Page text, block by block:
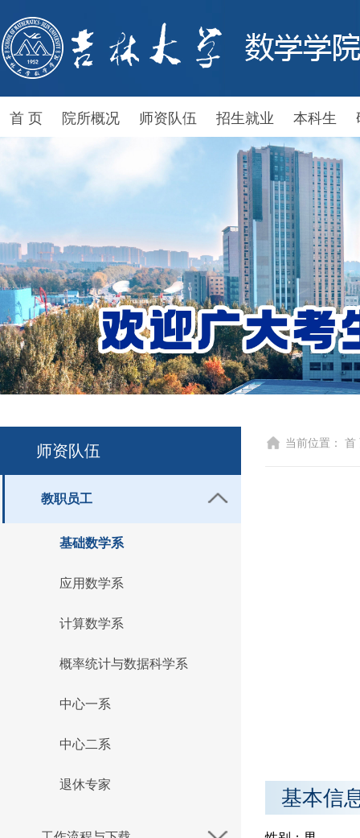
首 页 院所概况 师资队伍 招生就业 本科生
师资队伍
教职员工
基础数学系
应用数学系
计算数学系
概率统计与数据科学系
中心一系
中心二系
退休专家
当前位置： 首
基本信